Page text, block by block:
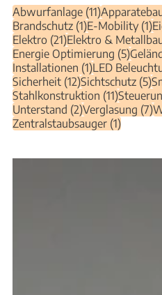
Abwurfanlage (11)11 Beiträge
Brandschutz (1)1 Beitrag
E-Mobility (1)1
Elektro (21)21 Beiträge
Elektro &
Energie Optimierung (5)5
Installationen (1)1 Beitrag
LED
Sicherheit (12)12 Beiträge
Sichtschutz (5)5
Stahlkonstruktion (11)11
Unterstand (2)2 Beiträge
Verglasung (7)7
Zentralstaubsauger (1)1 Beitrag